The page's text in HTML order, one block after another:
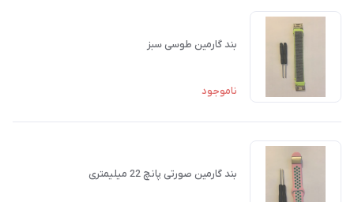
بند گارمین طوسی سبز
ناموجود
بند گارمین صورتی پانچ 22 میلیمتری